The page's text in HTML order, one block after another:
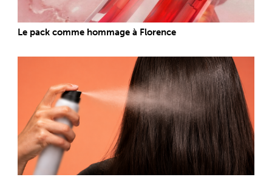
Le pack comme hommage à Florence